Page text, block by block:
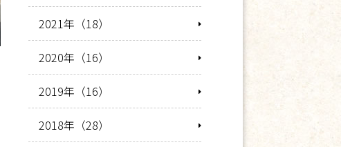
2021年（18）
2020年（16）
2019年（16）
2018年（28）